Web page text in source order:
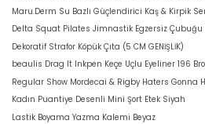
Maru.Derm Su Bazlı Güçlendirici Kaş & Kirpik
Delta Squat Pilates Jimnastik Egzersiz
Dekoratif Strafor Köpük Çıta (5 CM GENİŞLİK)
beaulis Drag It Inkpen Keçe Uçlu Eyeliner 196
Regular Show Mordecai & Rigby Haters Gonna
Kadın Puantiye Desenli Mini Şort Etek Siyah
Lastik Boyama Yazma Kalemi Beyaz